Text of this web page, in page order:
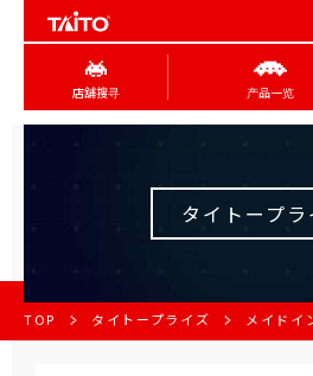
店舖搜寻 产品一览
タイトープラ
TOP タイトープライズ メイドイ